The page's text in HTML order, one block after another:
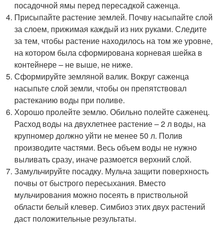
посадочной ямы перед пересадкой саженца.
Присыпайте растение землей. Почву насыпайте слой
за слоем, прижимая каждый из них руками. Следите
за тем, чтобы растение находилось на том же уровне,
на котором была сформирована корневая шейка в
контейнере – не выше, не ниже.
Сформируйте земляной валик. Вокруг саженца
насыпьте слой земли, чтобы он препятствовал
растеканию воды при поливе.
Хорошо пролейте землю. Обильно полейте саженец.
Расход воды на двухлетнее растение – 2 л воды, на
крупномер должно уйти не менее 50 л. Полив
производите частями. Весь объем воды не нужно
выливать сразу, иначе размоется верхний слой.
Замульчируйте посадку. Мульча защити поверхность
почвы от быстрого пересыхания. Вместо
мульчирования можно посеять в приствольной
области белый клевер. Симбиоз этих двух растений
даст положительные результаты.